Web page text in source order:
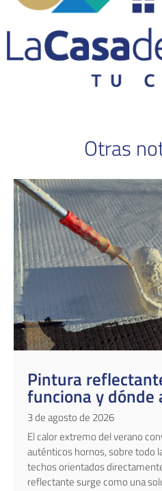
Otras
Pintura
funciona y dónde
3 de agosto de 2026
El calor extremo del verano
auténticos hornos, sobre todo
techos orientados
reflectante surge como una